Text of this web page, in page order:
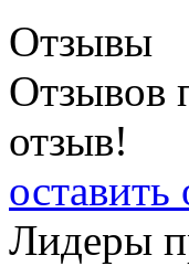
Отзывы
Отзывов
отзыв!
оставить
Лидеры